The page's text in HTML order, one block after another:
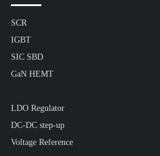
SCR
IGBT
SIC SBD
GaN HEMT
LDO Regulator
DC-DC step-up
Voltage Reference